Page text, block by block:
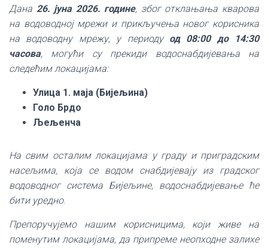
Дана 26. јуна 2026. године, због отклањања кварова
на водоводној мрежи и прикључења новог корисника
на водоводну мрежу, у периоду од 08:00 до 14:30
часова, могући су прекиди водоснабдијевања на
следећим локацијама:
Улица 1. маја (Бијељина)
Голо Брдо
Љељенча
На свим осталим локацијама у граду и приградским
насељима, која се водом снабдијевају из градског
водоводног система Бијељине, водоснабдијевање ће
бити уредно.
Препоручујемо нашим корисницима, који живе на
поменутим локацијама, да припреме неопходне залихе